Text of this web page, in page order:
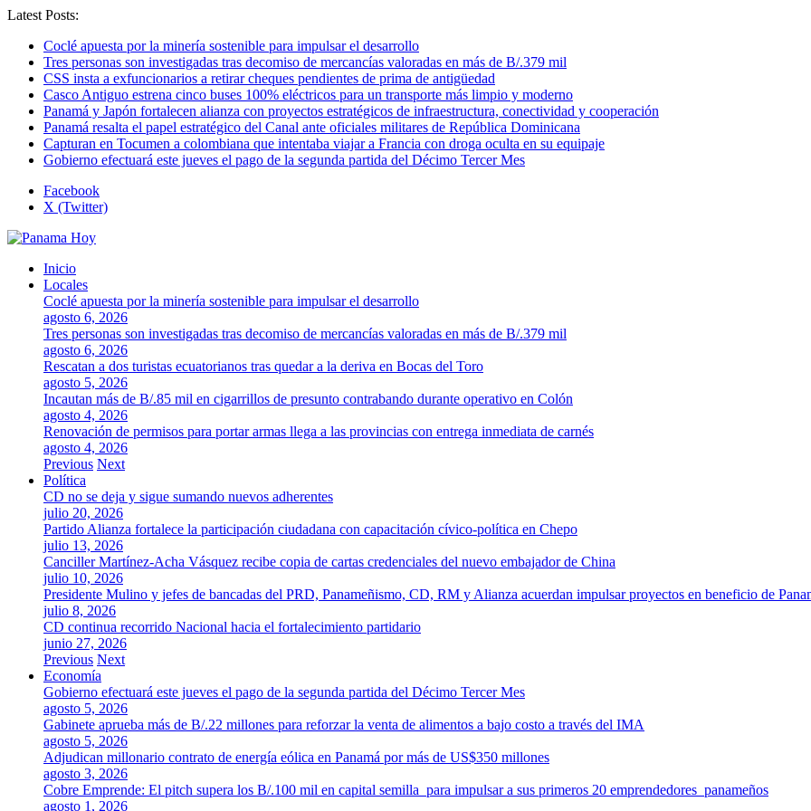
Latest Posts:
Coclé apuesta por la minería sostenible para impulsar el desarrollo
Tres personas son investigadas tras decomiso de mercancías valoradas en más de B/.379 mil
CSS insta a exfuncionarios a retirar cheques pendientes de prima de antigüedad
Casco Antiguo estrena cinco buses 100% eléctricos para un transporte más limpio y moderno
Panamá y Japón fortalecen alianza con proyectos estratégicos de infraestructura, conectividad y cooperación
Panamá resalta el papel estratégico del Canal ante oficiales militares de República Dominicana
Capturan en Tocumen a colombiana que intentaba viajar a Francia con droga oculta en su equipaje
Gobierno efectuará este jueves el pago de la segunda partida del Décimo Tercer Mes
Facebook
X (Twitter)
Inicio
Locales
Coclé apuesta por la minería sostenible para impulsar el desarrollo
agosto 6, 2026
Tres personas son investigadas tras decomiso de mercancías valoradas en más de B/.379 mil
agosto 6, 2026
Rescatan a dos turistas ecuatorianos tras quedar a la deriva en Bocas del Toro
agosto 5, 2026
Incautan más de B/.85 mil en cigarrillos de presunto contrabando durante operativo en Colón
agosto 4, 2026
Renovación de permisos para portar armas llega a las provincias con entrega inmediata de carnés
agosto 4, 2026
Previous Next
Política
CD no se deja y sigue sumando nuevos adherentes
julio 20, 2026
Partido Alianza fortalece la participación ciudadana con capacitación cívico-política en Chepo
julio 13, 2026
Canciller Martínez-Acha Vásquez recibe copia de cartas credenciales del nuevo embajador de China
julio 10, 2026
Presidente Mulino y jefes de bancadas del PRD, Panameñismo, CD, RM y Alianza acuerdan impulsar proyectos en beneficio de
julio 8, 2026
CD continua recorrido Nacional hacia el fortalecimiento partidario
junio 27, 2026
Previous Next
Economía
Gobierno efectuará este jueves el pago de la segunda partida del Décimo Tercer Mes
agosto 5, 2026
Gabinete aprueba más de B/.22 millones para reforzar la venta de alimentos a bajo costo a través del IMA
agosto 5, 2026
Adjudican millonario contrato de energía eólica en Panamá por más de US$350 millones
agosto 3, 2026
Cobre Emprende: El pitch supera los B/.100 mil en capital semilla para impulsar a sus primeros 20 emprendedores panameños
agosto 1, 2026